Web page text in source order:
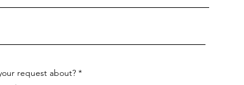
request about? *V